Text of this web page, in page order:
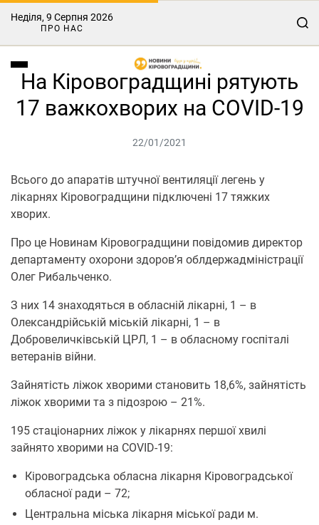
Неділя, 9 Серпня 2026
ПРО НАС
На Кіровоградщині рятують
17 важкохворих на COVID-19
22/01/2021
Всього до апаратів штучної вентиляції легень у
лікарнях Кіровоградщини підключені 17 тяжких
хворих.
Про це Новинам Кіровоградщини повідомив директор
департаменту охорони здоров’я облдержадміністрації
Олег Рибальченко.
З них 14 знаходяться в обласній лікарні, 1 – в
Олександрійській міській лікарні, 1 – в
Добровеличківській ЦРЛ, 1 – в обласному госпіталі
ветеранів війни.
Зайнятість ліжок хворими становить 18,6%, зайнятість
ліжок хворими та з підозрою – 21%.
195 стаціонарних ліжок у лікарнях першої хвилі
зайнято хворими на COVID-19:
Кіровоградська обласна лікарня Кіровоградської
обласної ради – 72;
Центральна міська лікарня міської ради м.